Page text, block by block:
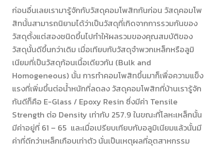
ก่อนอื่นเลยเรามารู้จักกับวัสดุคอมโพสิทกันก่อน วัสดุคอมโพ
สิทนั้นสามารถนิยามได้ว่าเป็นวัสดุที่เกิดจากการรวมกันของ
วัสดุตั้งแต่สองชนิดขึ้นไปทำให้ผลรวมของคุณสมบัติของ
วัสดุนั้นดีขึ้นกว่าเดิม เมื่อเทียบกับวัสดุจำพวกเหล็กหรือลูมิ
เนียมที่เป็นวัสดุก้อนเนื้อเดียวกัน (Bulk and
Homogeneous) นั้น การทำคอมโพสิทขึ้นมาก็เพื่อความแข็ง
แรงที่เพิ่มขึ้นต่อน้ำหนักที่ลดลง วัสดุคอมโพสิทที่บ้านเรารู้จัก
กันดีก็คือ E-Glass / Epoxy Resin ซึ่งมีค่า Tensile
Strength ต่อ Density เท่ากับ 257.9 ในขณะที่โลหะเหล็กนั้น
มีค่าอยู่ที่ 61 – 65 และเมื่อเปรียบเทียบกับอลูมิเนียมแล้วนั้นมี
ค่าที่ดีกว่าเหล็กเกือบเท่าตัว นั่นเป็นเหตุผลที่อุตสาหกรรม